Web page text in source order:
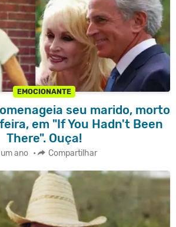
EMOCIONANTE
seu marido, morto
em "If You Hadn't Been
There". Ouça!
um ano • Compartilhar